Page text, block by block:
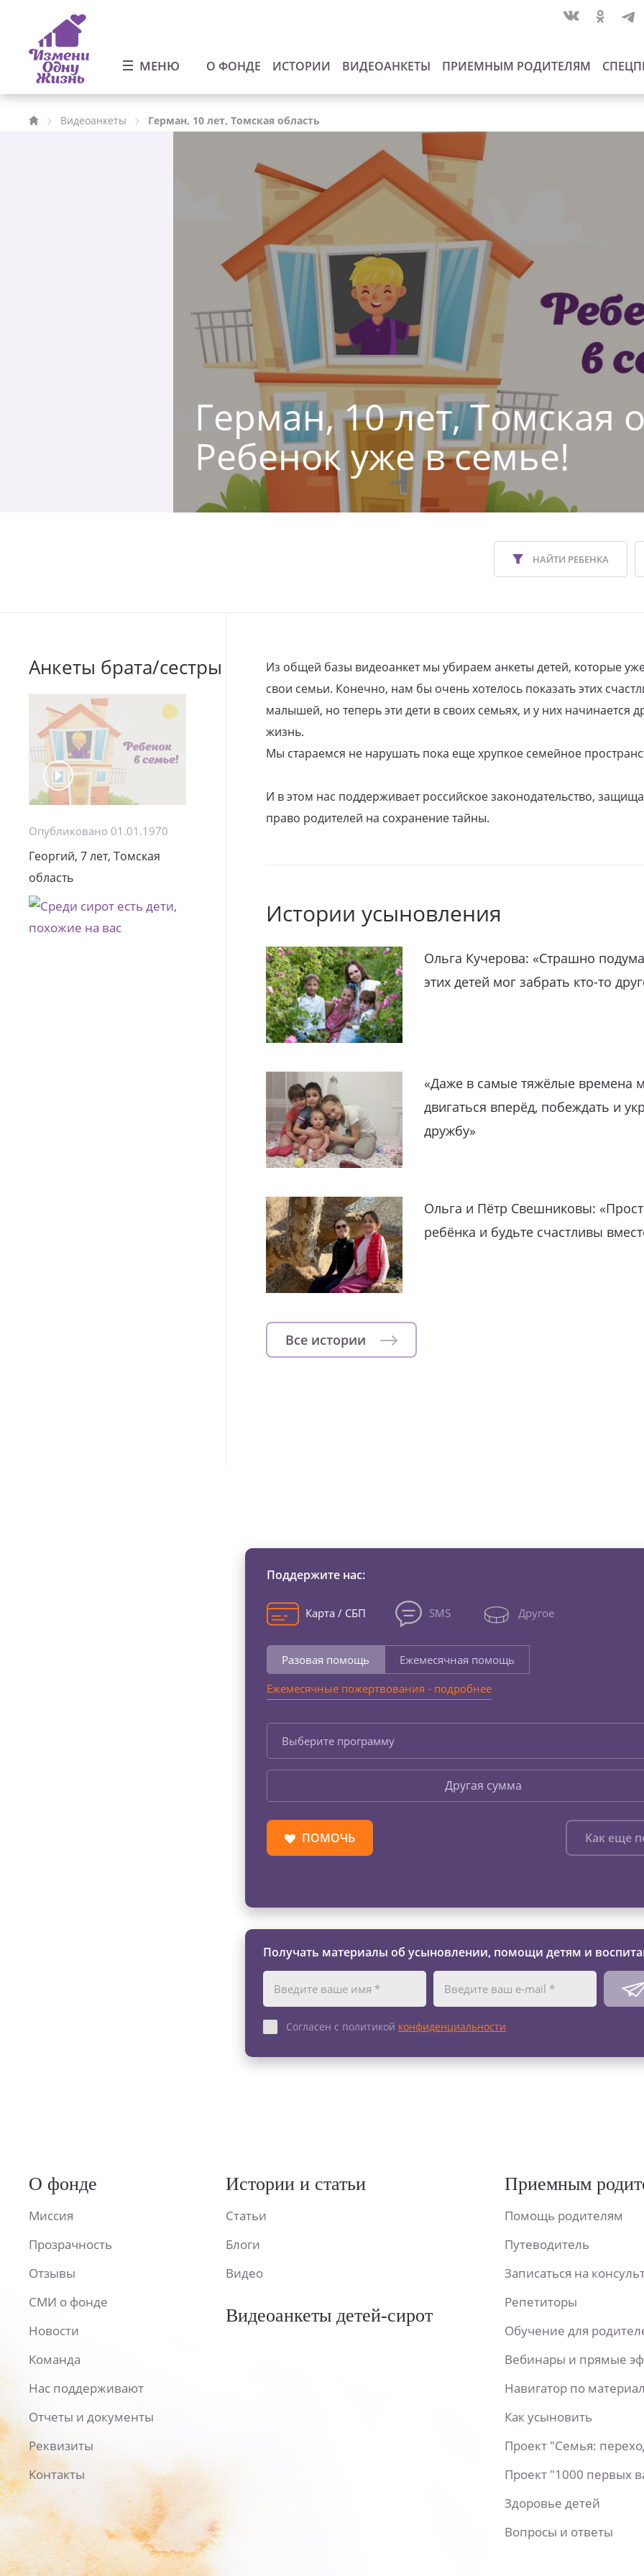
МЕНЮ О ФОНДЕ ИСТОРИИ ВИДЕОАНКЕТЫ ПРИЕМНЫМ РОДИТЕЛЯМ
Видеоанкеты Герман, 10 лет, Томская область
Герман, 10 лет, Томская
Ребенок уже в семье!
НАЙТИ РЕБЕНКА
Анкеты брата/сестры
Опубликовано 01.01.1970
Георгий, 7 лет, Томская
область
Из общей базы видеоанкет мы убираем анкеты детей, которые
свои семьи. Конечно, нам бы очень хотелось показать этих
малышей, но теперь эти дети в своих семьях, и у них начинается
жизнь.
Мы стараемся не нарушать пока еще хрупкое семейное
И в этом нас поддерживает российское законодательство,
право родителей на сохранение тайны.
Истории усыновления
Ольга Кучерова: «Страшно
этих детей мог забрать кто-то
«Даже в самые тяжёлые времена
двигаться вперёд, побеждать и
дружбу»
Ольга и Пётр Свешниковы:
ребёнка и будьте счастливы
Все истории
Поддержите нас:
Карта / СБП SMS Другое
Разовая помощь
Ежемесячная помощь
Ежемесячные пожертвования - подробнее
Выберите программу
Другая сумма
ПОМОЧЬ Как еще
Получать материалы об усыновлении, помощи детям и
Согласен с политикой конфиденциальности
О фонде
Миссия
Прозрачность
Отзывы
СМИ о фонде
Новости
Команда
Нас поддерживают
Отчеты и документы
Реквизиты
Контакты
Истории и статьи
Статьи
Блоги
Видео
Видеоанкеты детей-сирот
Приемным
Помощь родителям
Путеводитель
Записаться на
Репетиторы
Обучение для
Вебинары и прямые
Навигатор по
Как усыновить
Проект "Семья:
Проект "1000 первых
Здоровье детей
Вопросы и ответы